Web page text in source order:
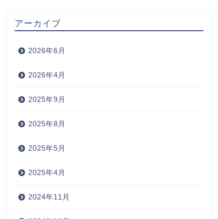
アーカイブ
2026年6月
2026年4月
2025年9月
2025年8月
2025年5月
2025年4月
2024年11月